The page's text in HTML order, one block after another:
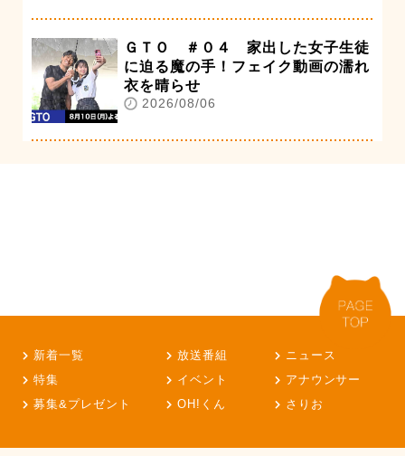
ＧＴＯ ＃０４ 家出した女子生徒
に迫る魔の手！フェイク動画の濡れ
衣を晴らせ
2026/08/06
新着一覧 放送番組
ニュース
特集
イベント
アナウンサー
募集&プレゼント
OH!くん さりお